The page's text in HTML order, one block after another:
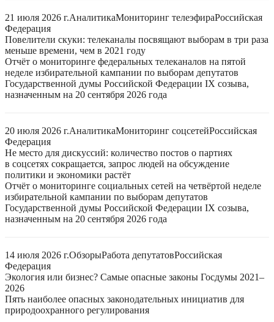
21 июля 2026 г.АналитикаМониторинг телеэфираРоссийская
Федерация
Повелители скуки: телеканалы посвящают выборам в три раза
меньше времени, чем в 2021 году
Отчёт о мониторинге федеральных телеканалов на пятой
неделе избирательной кампании по выборам депутатов
Государственной думы Российской Федерации IX созыва,
назначенным на 20 сентября 2026 года
20 июля 2026 г.АналитикаМониторинг соцсетейРоссийская
Федерация
Не место для дискуссий: количество постов о партиях
в соцсетях сокращается, запрос людей на обсуждение
политики и экономики растёт
Отчёт о мониторинге социальных сетей на четвёртой неделе
избирательной кампании по выборам депутатов
Государственной думы Российской Федерации IX созыва,
назначенным на 20 сентября 2026 года
14 июля 2026 г.ОбзорыРабота депутатовРоссийская
Федерация
Экология или бизнес? Самые опасные законы Госдумы 2021–
2026
Пять наиболее опасных законодательных инициатив для
природоохранного регулирования